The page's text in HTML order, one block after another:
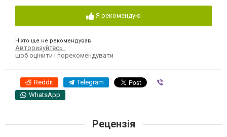
Я рекомендую
Ніхто ще не рекомендував
Авторизуйтесь
щоб оцінити і порекомендувати
Reddit Telegram
WhatsApp
Рецензія